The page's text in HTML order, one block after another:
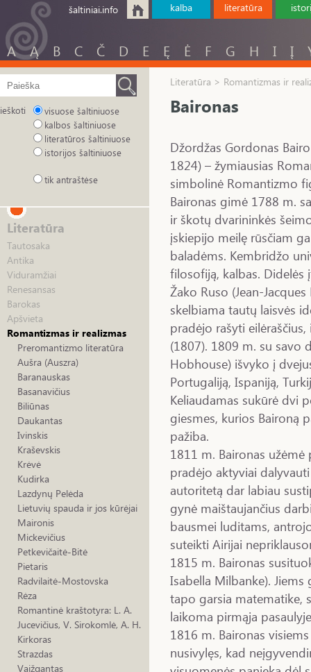
šaltiniai.info kalba literatūra
A Ą B C Č D E Ę Ė F G H I Į
ieškoti
visuose šaltiniuose
kalbos šaltiniuose
literatūros šaltiniuose
istorijos šaltiniuose
tik antraštėse
Literatūra
Tautosaka
Antika
Viduramžiai
Renesansas
Barokas
Apšvieta
Romantizmas ir realizmas
Preromantizmo literatūra
Aušra (Auszra)
Baranauskas
Basanavičius
Biliūnas
Daukantas
Ivinskis
Kraševskis
Krėvė
Kudirka
Lazdynų Pelėda
Lietuvių spauda ir jos kūrėjai
Maironis
Mickevičius
Petkevičaitė-Bitė
Pietaris
Radvilaitė-Mostovska
Rėza
Romantinė kraštotyra: L. A.
Jucevičius, V. Sirokomlė, A. H.
Kirkoras
Strazdas
Vaižgantas
Literatūra > Romantizmas ir
Baironas
Džordžas Gordonas
1824) – žymiausias
simbolinė Romantizmo
Baironas gimė 1788 m.
ir škotų dvarininkės
įskiepijo meilę rūsčiam
baladėms. Kembridžo
filosofiją, kalbas.
Žako Ruso (Jean-
skelbiama tautų laisvės
pradėjo rašyti
(1807). 1809 m. su savo
Hobhouse) išvyko į
Portugaliją, Ispaniją,
Keliaudamas sukūrė dvi
giesmes, kurios Baironą
pažiba.
1811 m. Baironas
pradėjo aktyviai
autoritetą dar labiau
gynė maištaujančius
bausmei luditams,
suteikti Airijai
1815 m. Baironas
Isabella Milbanke).
tapo garsia matematike,
laikoma pirmąja
1816 m. Baironas
nusivylęs, kad